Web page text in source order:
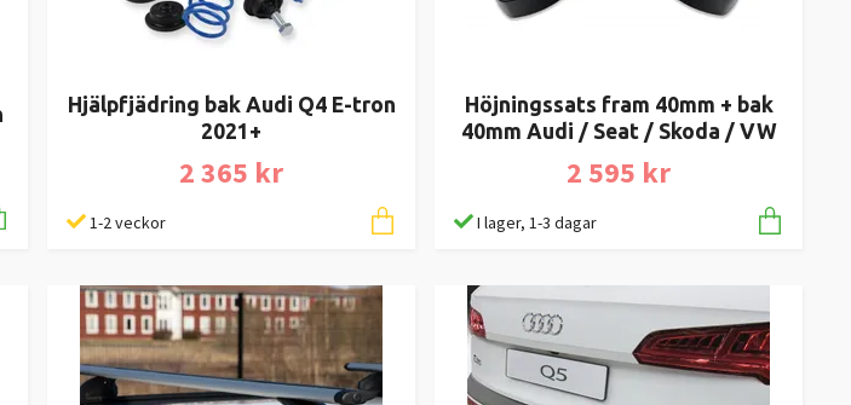
Hjälpfjädring bak Audi Q4 E-tron
2021+
2 365 kr
1-2 veckor
Höjningssats fram 40mm + bak
40mm Audi / Seat / Skoda / VW
2 595 kr
I lager, 1-3 dagar